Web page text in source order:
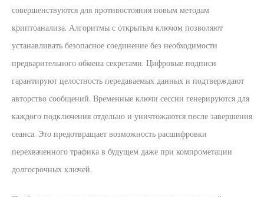
совершенствуются для противостояния новым методам
криптоанализа. Алгоритмы с открытым ключом позволяют
устанавливать безопасное соединение без необходимости
предварительного обмена секретами. Цифровые подписи
гарантируют целостность передаваемых данных и подтверждают
авторство сообщений. Временные ключи сессии генерируются для
каждого подключения отдельно и уничтожаются после завершения
сеанса. Это предотвращает возможность расшифровки
перехваченного трафика в будущем даже при компрометации
долгосрочных ключей.